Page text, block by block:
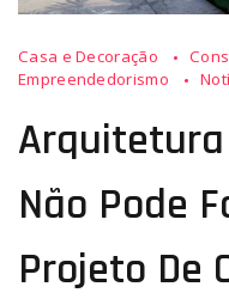
Casa e Decoração
Empreendedorismo
Arquitetura
Não Pode
Projeto De